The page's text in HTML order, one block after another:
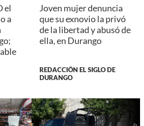
el
a
Joven mujer denuncia
que su exnovio la privó
de la libertad y abusó de
ella, en Durango
REDACCIÓN EL SIGLO DE
DURANGO